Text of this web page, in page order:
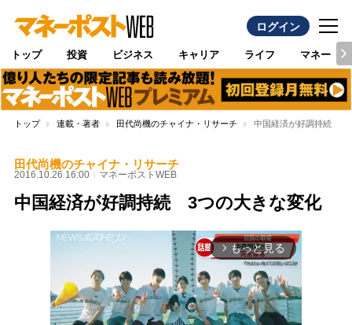
ログイン
トップ 投資 ビジネス キャリア ライフ マネー
トップ 連載・著者 田代尚機のチャイナ・リサーチ 中国経済が好調持続 3
田代尚機のチャイナ・リサーチ
2016.10.26 16:00 マネーポストWEB
中国経済が好調持続 3つの大きな変化
arrow_forward_ios もっと見る